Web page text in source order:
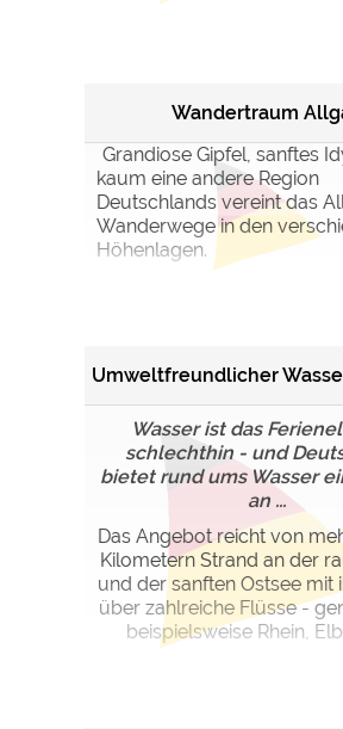
Wandertraum
Grandiose Gipfel, sanftes
kaum eine andere Region
Deutschlands vereint das
Wanderwege in den
Höhenlagen.
Umweltfreundlicher
Wasser ist das
schlechthin - und
bietet rund ums Wasser
an ...
Das Angebot reicht von
Kilometern Strand an der
und der sanften Ostsee mit
über zahlreiche Flüsse -
beispielsweise Rhein,